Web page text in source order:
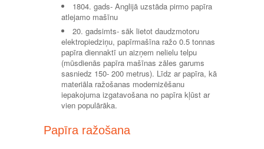
1804. gads- Anglijā uzstāda pirmo papīra
atlejamo mašīnu
20. gadsimts- sāk lietot daudzmotoru
elektropiedziņu, papīrmašīna ražo 0.5 tonnas
papīra diennaktī un aizņem nelielu telpu
(mūsdienās papīra mašīnas zāles garums
sasniedz 150- 200 metrus). Līdz ar papīra, kā
materiāla ražošanas modernizēšanu
iepakojuma izgatavošana no papīra kļūst ar
vien populārāka.
Papīra ražošana